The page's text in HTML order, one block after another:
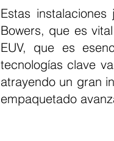
Estas
Bowers, que es
EUV, que es
tecnologías clave
atrayendo un gran
empaquetado